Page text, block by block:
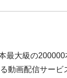
最大級の
動画配信サービ